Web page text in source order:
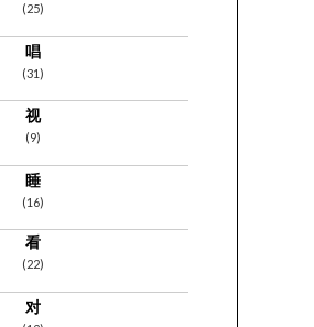
(25)
唱
(31)
视
(9)
睡
(16)
看
(22)
对